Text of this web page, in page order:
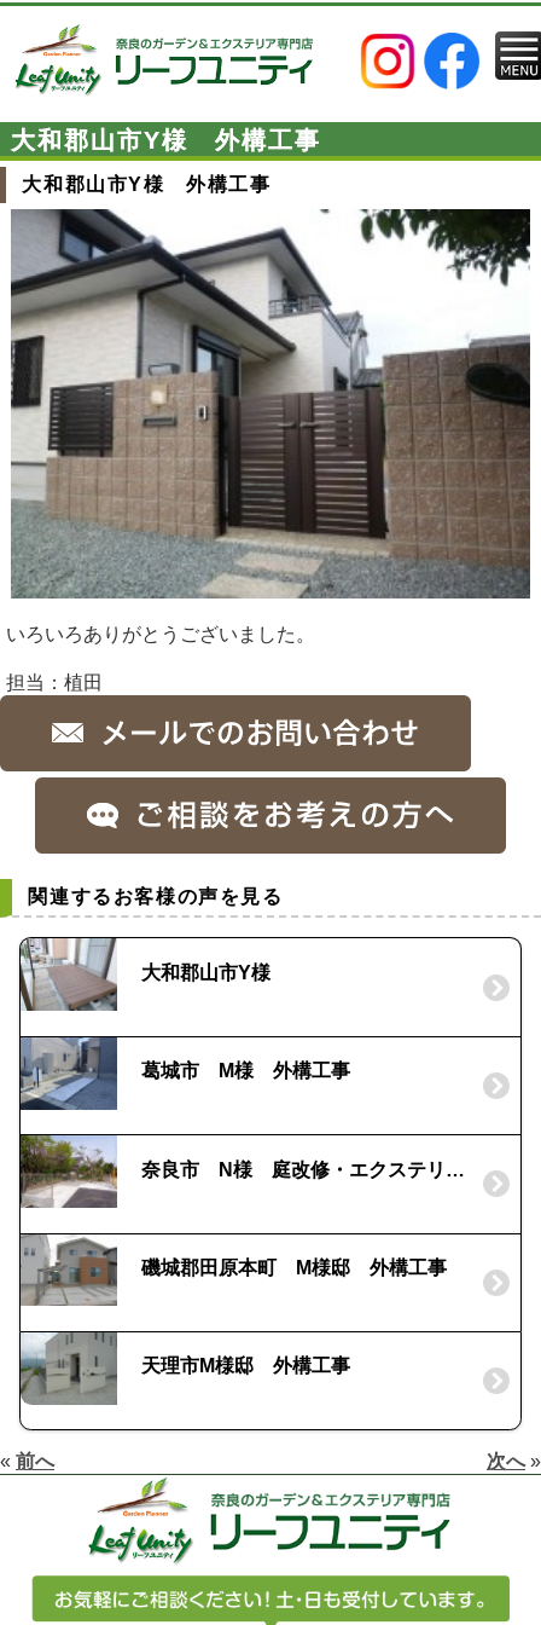
大和郡山市Y様 外構工事
大和郡山市Y様 外構工事
いろいろありがとうございました。
担当：植田
関連するお客様の声を見る
大和郡山市Y様
葛城市 M様 外構工事
奈良市 N様 庭改修・エクステリア工事
磯城郡田原本町 M様邸 外構工事
天理市M様邸 外構工事
« 前へ 次へ»